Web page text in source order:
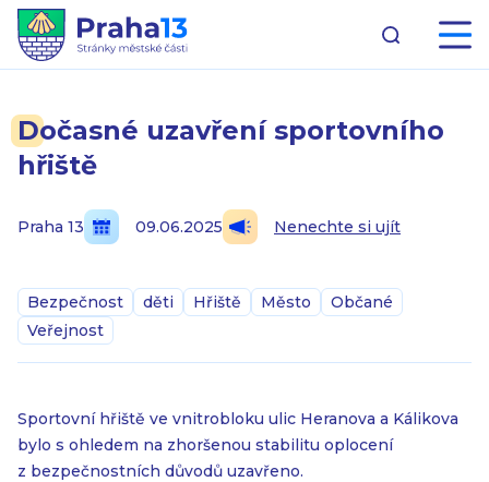
Dočasné uzavření sportovního
hřiště
Praha 13 09.06.2025 Nenechte si ujít
Bezpečnost děti Hřiště Město
Občané
Veřejnost
Sportovní hřiště ve vnitrobloku ulic Heranova a Kálikova
bylo s ohledem na zhoršenou stabilitu oplocení
z bezpečnostních důvodů uzavřeno.